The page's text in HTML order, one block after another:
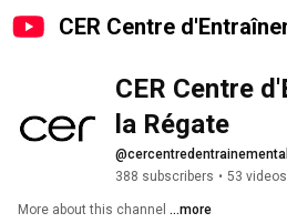
CER Centre
CER Centre
la Régate
388 subscribers • 53 videos
More about this channel ...more